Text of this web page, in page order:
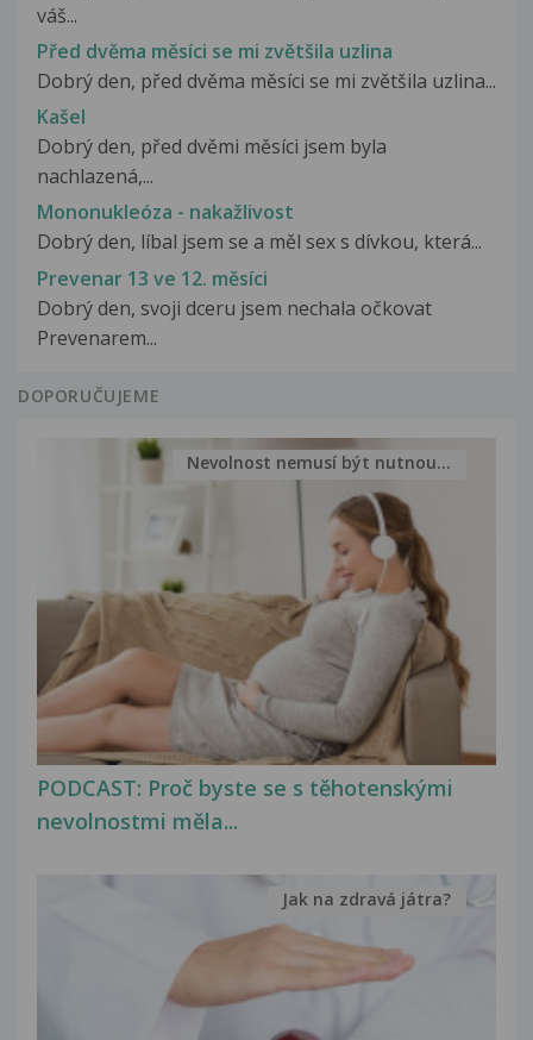
váš...
Před dvěma měsíci se mi zvětšila uzlina
Dobrý den, před dvěma měsíci se mi zvětšila uzlina...
Kašel
Dobrý den, před dvěmi měsíci jsem byla
nachlazená,...
Mononukleóza - nakažlivost
Dobrý den, líbal jsem se a měl sex s dívkou, která...
Prevenar 13 ve 12. měsíci
Dobrý den, svoji dceru jsem nechala očkovat
Prevenarem...
DOPORUČUJEME
PODCAST: Proč byste se s těhotenskými
nevolnostmi měla...
Nevolnost nemusí být nutnou...
Jak na zdravá játra?